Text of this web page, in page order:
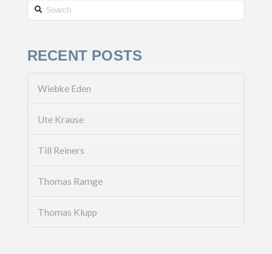
Search
RECENT POSTS
Wiebke Eden
Ute Krause
Till Reiners
Thomas Ramge
Thomas Klupp